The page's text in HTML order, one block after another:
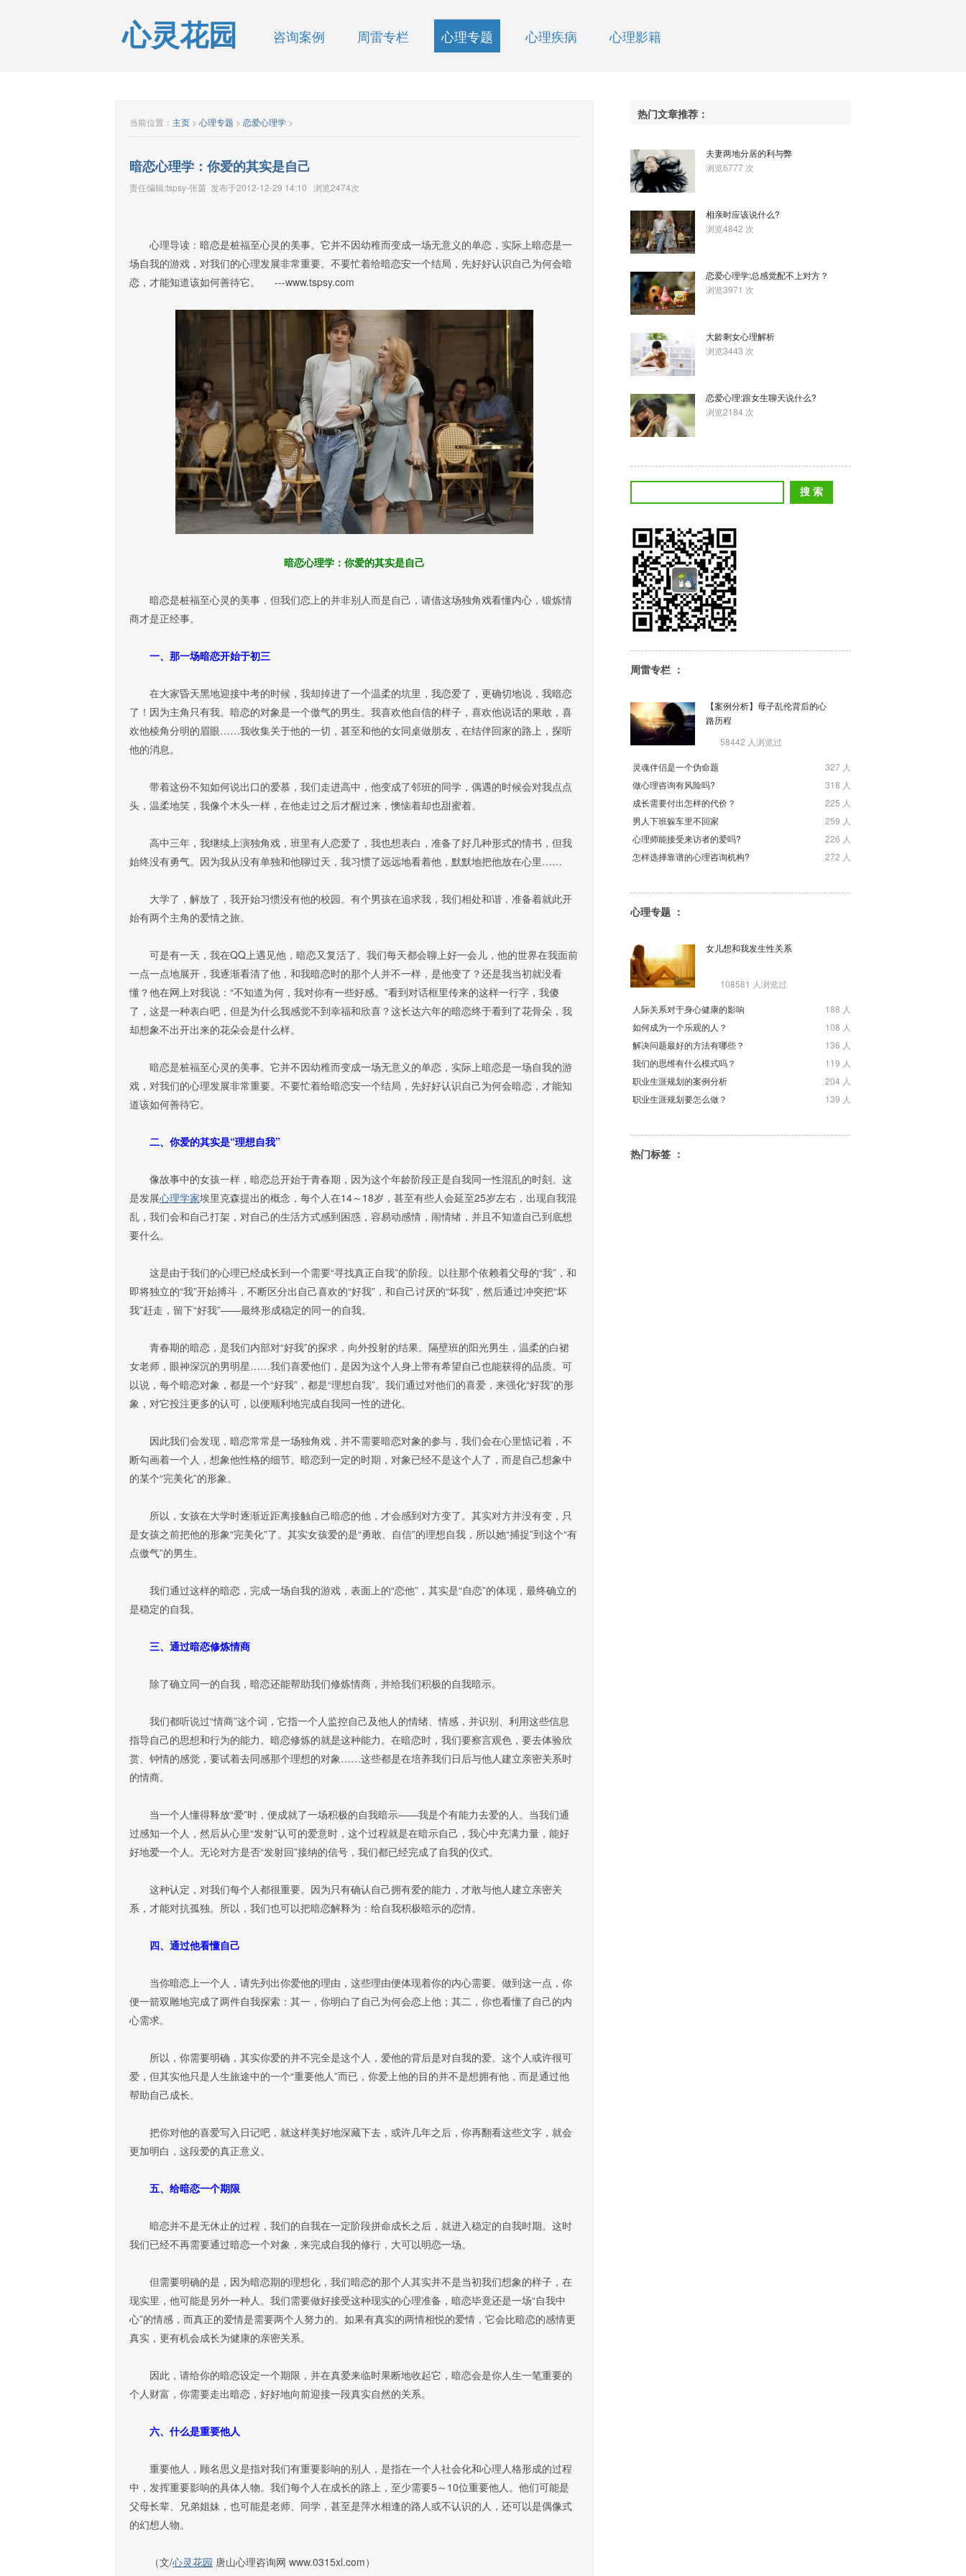
心灵花园 咨询案例 周雷专栏 心理专题 心理疾病 心理影籍
当前位置： 主页 > 心理专题 > 恋爱心理学 >
暗恋心理学：你爱的其实是自己
责任编辑:tspsy-张茵 发布于2012-12-29 14:10 浏览2474次
心理导读：暗恋是桩福至心灵的美事。它并不因幼稚而变成一场无意义的单恋，实际上暗恋是一
场自我的游戏，对我们的心理发展非常重要。不要忙着给暗恋安一个结局，先好好认识自己为何会暗
恋，才能知道该如何善待它。 ---www.tspsy.com
暗恋心理学：你爱的其实是自己
暗恋是桩福至心灵的美事，但我们恋上的并非别人而是自己，请借这场独角戏看懂内心，锻炼情
商才是正经事。
一、那一场暗恋开始于初三
在大家昏天黑地迎接中考的时候，我却掉进了一个温柔的坑里，我恋爱了，更确切地说，我暗恋
了！因为主角只有我。暗恋的对象是一个傲气的男生。我喜欢他自信的样子，喜欢他说话的果敢，喜
欢他棱角分明的眉眼……我收集关于他的一切，甚至和他的女同桌做朋友，在结伴回家的路上，探听
他的消息。
带着这份不知如何说出口的爱慕，我们走进高中，他变成了邻班的同学，偶遇的时候会对我点点
头，温柔地笑，我像个木头一样，在他走过之后才醒过来，懊恼着却也甜蜜着。
高中三年，我继续上演独角戏，班里有人恋爱了，我也想表白，准备了好几种形式的情书，但我
始终没有勇气。因为我从没有单独和他聊过天，我习惯了远远地看着他，默默地把他放在心里……
大学了，解放了，我开始习惯没有他的校园。有个男孩在追求我，我们相处和谐，准备着就此开
始有两个主角的爱情之旅。
可是有一天，我在QQ上遇见他，暗恋又复活了。我们每天都会聊上好一会儿，他的世界在我面前
一点一点地展开，我逐渐看清了他，和我暗恋时的那个人并不一样，是他变了？还是我当初就没看
懂？他在网上对我说：“不知道为何，我对你有一些好感。”看到对话框里传来的这样一行字，我傻
了，这是一种表白吧，但是为什么我感觉不到幸福和欣喜？这长达六年的暗恋终于看到了花骨朵，我
却想象不出开出来的花朵会是什么样。
暗恋是桩福至心灵的美事。它并不因幼稚而变成一场无意义的单恋，实际上暗恋是一场自我的游
戏，对我们的心理发展非常重要。不要忙着给暗恋安一个结局，先好好认识自己为何会暗恋，才能知
道该如何善待它。
二、你爱的其实是“理想自我”
像故事中的女孩一样，暗恋总开始于青春期，因为这个年龄阶段正是自我同一性混乱的时刻。这
是发展心理学家埃里克森提出的概念，每个人在14～18岁，甚至有些人会延至25岁左右，出现自我混
乱，我们会和自己打架，对自己的生活方式感到困惑，容易动感情，闹情绪，并且不知道自己到底想
要什么。
这是由于我们的心理已经成长到一个需要“寻找真正自我”的阶段。以往那个依赖着父母的“我”，和
即将独立的“我”开始搏斗，不断区分出自己喜欢的“好我”，和自己讨厌的“坏我”，然后通过冲突把“坏
我”赶走，留下“好我”——最终形成稳定的同一的自我。
青春期的暗恋，是我们内部对“好我”的探求，向外投射的结果。隔壁班的阳光男生，温柔的白裙
女老师，眼神深沉的男明星……我们喜爱他们，是因为这个人身上带有希望自己也能获得的品质。可
以说，每个暗恋对象，都是一个“好我”，都是“理想自我”。我们通过对他们的喜爱，来强化“好我”的形
象，对它投注更多的认可，以便顺利地完成自我同一性的进化。
因此我们会发现，暗恋常常是一场独角戏，并不需要暗恋对象的参与，我们会在心里惦记着，不
断勾画着一个人，想象他性格的细节。暗恋到一定的时期，对象已经不是这个人了，而是自己想象中
的某个“完美化”的形象。
所以，女孩在大学时逐渐近距离接触自己暗恋的他，才会感到对方变了。其实对方并没有变，只
是女孩之前把他的形象“完美化”了。其实女孩爱的是“勇敢、自信”的理想自我，所以她“捕捉”到这个“有
点傲气”的男生。
我们通过这样的暗恋，完成一场自我的游戏，表面上的“恋他”，其实是“自恋”的体现，最终确立的
是稳定的自我。
三、通过暗恋修炼情商
除了确立同一的自我，暗恋还能帮助我们修炼情商，并给我们积极的自我暗示。
我们都听说过“情商”这个词，它指一个人监控自己及他人的情绪、情感，并识别、利用这些信息
指导自己的思想和行为的能力。暗恋修炼的就是这种能力。在暗恋时，我们要察言观色，要去体验欣
赏、钟情的感觉，要试着去同感那个理想的对象……这些都是在培养我们日后与他人建立亲密关系时
的情商。
当一个人懂得释放“爱”时，便成就了一场积极的自我暗示——我是个有能力去爱的人。当我们通
过感知一个人，然后从心里“发射”认可的爱意时，这个过程就是在暗示自己，我心中充满力量，能好
好地爱一个人。无论对方是否“发射回”接纳的信号，我们都已经完成了自我的仪式。
这种认定，对我们每个人都很重要。因为只有确认自己拥有爱的能力，才敢与他人建立亲密关
系，才能对抗孤独。所以，我们也可以把暗恋解释为：给自我积极暗示的恋情。
四、通过他看懂自己
当你暗恋上一个人，请先列出你爱他的理由，这些理由便体现着你的内心需要。做到这一点，你
便一箭双雕地完成了两件自我探索：其一，你明白了自己为何会恋上他；其二，你也看懂了自己的内
心需求。
所以，你需要明确，其实你爱的并不完全是这个人，爱他的背后是对自我的爱。这个人或许很可
爱，但其实他只是人生旅途中的一个“重要他人”而已，你爱上他的目的并不是想拥有他，而是通过他
帮助自己成长。
把你对他的喜爱写入日记吧，就这样美好地深藏下去，或许几年之后，你再翻看这些文字，就会
更加明白，这段爱的真正意义。
五、给暗恋一个期限
暗恋并不是无休止的过程，我们的自我在一定阶段拼命成长之后，就进入稳定的自我时期。这时
我们已经不再需要通过暗恋一个对象，来完成自我的修行，大可以明恋一场。
但需要明确的是，因为暗恋期的理想化，我们暗恋的那个人其实并不是当初我们想象的样子，在
现实里，他可能是另外一种人。我们需要做好接受这种现实的心理准备，暗恋毕竟还是一场“自我中
心”的情感，而真正的爱情是需要两个人努力的。如果有真实的两情相悦的爱情，它会比暗恋的感情更
真实，更有机会成长为健康的亲密关系。
因此，请给你的暗恋设定一个期限，并在真爱来临时果断地收起它，暗恋会是你人生一笔重要的
个人财富，你需要走出暗恋，好好地向前迎接一段真实自然的关系。
六、什么是重要他人
重要他人，顾名思义是指对我们有重要影响的别人，是指在一个人社会化和心理人格形成的过程
中，发挥重要影响的具体人物。我们每个人在成长的路上，至少需要5～10位重要他人。他们可能是
父母长辈、兄弟姐妹，也可能是老师、同学，甚至是萍水相逢的路人或不认识的人，还可以是偶像式
的幻想人物。
（文/心灵花园 唐山心理咨询网 www.0315xl.com）
热门文章推荐：
夫妻两地分居的利与弊
浏览6777 次
相亲时应该说什么?
浏览4842 次
恋爱心理学:总感觉配不上对方？
浏览3971 次
大龄剩女心理解析
浏览3443 次
恋爱心理:跟女生聊天说什么?
浏览2184 次
周雷专栏 ：
【案例分析】母子乱伦背后的心
路历程
58442 人浏览过
·灵魂伴侣是一个伪命题
327 人
·做心理咨询有风险吗?
318 人
·成长需要付出怎样的代价？
225 人
·男人下班躲车里不回家
259 人
·心理师能接受来访者的爱吗?
226 人
·怎样选择靠谱的心理咨询机构? 272 人
心理专题 ：
女儿想和我发生性关系
108581 人浏览过
· 人际关系对于身心健康的影响
188 人
·如何成为一个乐观的人？
108 人
·解决问题最好的方法有哪些？
136 人
·我们的思维有什么模式吗？
119 人
·职业生涯规划的案例分析
204 人
·职业生涯规划要怎么做？ 139 人
热门标签 ：